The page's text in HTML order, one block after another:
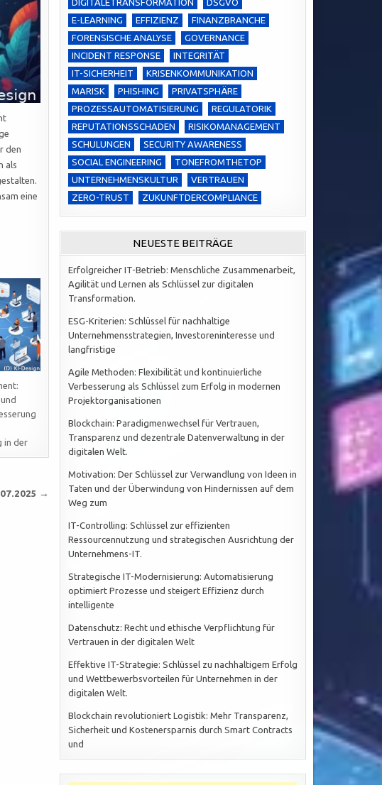
den
als
eine
in der
→
DIGITALETRANSFORMATION
DSGVO
E-LEARNING
EFFIZIENZ
FINANZBRANCHE
FORENSISCHE ANALYSE
GOVERNANCE
INCIDENT RESPONSE
INTEGRITÄT
IT-SICHERHEIT
KRISENKOMMUNIKATION
MARISK
PHISHING
PRIVATSPHÄRE
PROZESSAUTOMATISIERUNG
REGULATORIK
REPUTATIONSSCHADEN
RISIKOMANAGEMENT
SCHULUNGEN
SECURITY AWARENESS
SOCIAL ENGINEERING
TONEFROMTHETOP
UNTERNEHMENSKULTUR
VERTRAUEN
ZERO-TRUST
ZUKUNFTDERCOMPLIANCE
NEUESTE BEITRÄGE
Erfolgreicher IT-Betrieb: Menschliche Zusammenarbeit,
Agilität und Lernen als Schlüssel zur digitalen
Transformation.
ESG-Kriterien: Schlüssel für nachhaltige
Unternehmensstrategien, Investoreninteresse und
langfristige
Agile Methoden: Flexibilität und kontinuierliche
Verbesserung als Schlüssel zum Erfolg in modernen
Projektorganisationen
Blockchain: Paradigmenwechsel für Vertrauen,
Transparenz und dezentrale Datenverwaltung in der
digitalen Welt.
Motivation: Der Schlüssel zur Verwandlung von Ideen in
Taten und der Überwindung von Hindernissen auf dem
Weg zum
IT-Controlling: Schlüssel zur effizienten
Ressourcennutzung und strategischen Ausrichtung der
Unternehmens-IT.
Strategische IT-Modernisierung: Automatisierung
optimiert Prozesse und steigert Effizienz durch
intelligente
Datenschutz: Recht und ethische Verpflichtung für
Vertrauen in der digitalen Welt
Effektive IT-Strategie: Schlüssel zu nachhaltigem Erfolg
und Wettbewerbsvorteilen für Unternehmen in der
digitalen Welt.
Blockchain revolutioniert Logistik: Mehr Transparenz,
Sicherheit und Kostenersparnis durch Smart Contracts
und